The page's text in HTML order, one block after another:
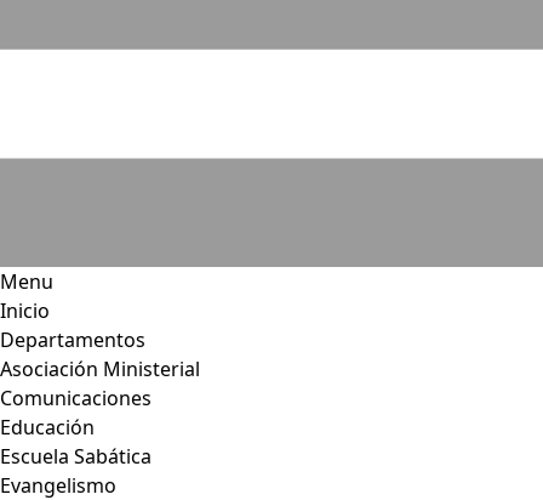
Menu
Inicio
Departamentos
Asociación Ministerial
Comunicaciones
Educación
Escuela Sabática
Evangelismo